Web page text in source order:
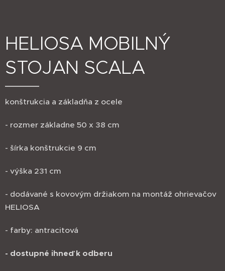
HELIOSA MOBILNÝ
STOJAN SCALA
konštrukcia a základňa z ocele
- rozmer základne 50 x 38 cm
- šírka konštrukcie 9 cm
- výška 231 cm
- dodávané s kovovým držiakom na montáž ohrievačov
HELIOSA
- farby: antracitová
- dostupné ihneď k odberu